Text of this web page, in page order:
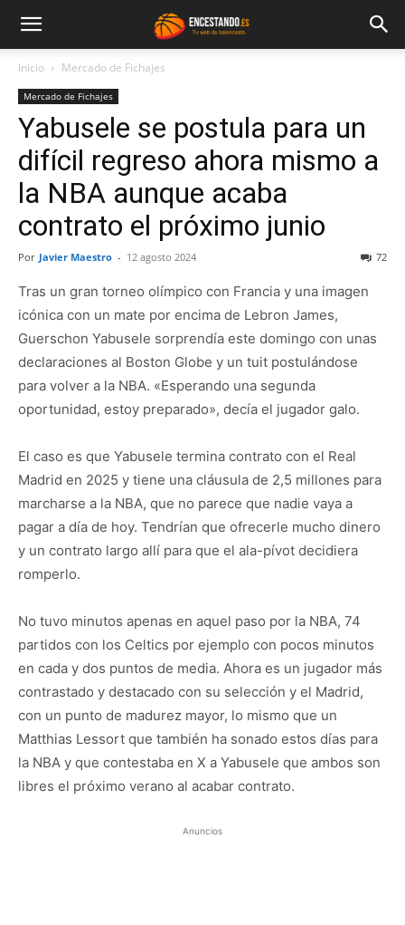
Inicio Mercado de Fichajes
Mercado de Fichajes
Yabusele se postula para un
difícil regreso ahora mismo a
la NBA aunque acaba
contrato el próximo junio
Por Javier Maestro - 12 agosto 2024 72
Tras un gran torneo olímpico con Francia y una imagen
icónica con un mate por encima de Lebron James,
Guerschon Yabusele sorprendía este domingo con unas
declaraciones al Boston Globe y un tuit postulándose
para volver a la NBA. «Esperando una segunda
oportunidad, estoy preparado», decía el jugador galo.
El caso es que Yabusele termina contrato con el Real
Madrid en 2025 y tiene una cláusula de 2,5 millones para
marcharse a la NBA, que no parece que nadie vaya a
pagar a día de hoy. Tendrían que ofrecerle mucho dinero
y un contrato largo allí para que el ala-pívot decidiera
romperlo.
No tuvo minutos apenas en aquel paso por la NBA, 74
partidos con los Celtics por ejemplo con pocos minutos
en cada y dos puntos de media. Ahora es un jugador más
contrastado y destacado con su selección y el Madrid,
con un punto de madurez mayor, lo mismo que un
Matthias Lessort que también ha sonado estos días para
la NBA y que contestaba en X a Yabusele que ambos son
libres el próximo verano al acabar contrato.
Anuncios